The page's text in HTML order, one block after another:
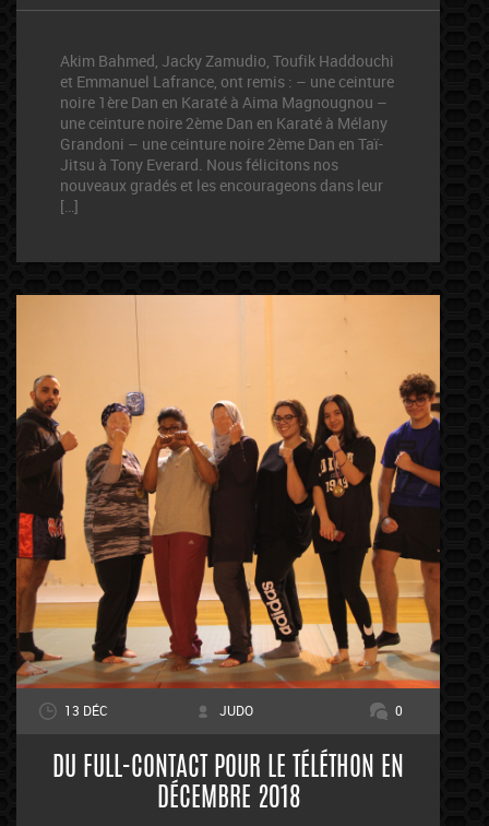
Akim Bahmed, Jacky Zamudio, Toufik Haddouchi
et Emmanuel Lafrance, ont remis : – une ceinture
noire 1ère Dan en Karaté à Aima Magnougnou –
une ceinture noire 2ème Dan en Karaté à Mélany
Grandoni – une ceinture noire 2ème Dan en Taï-
Jitsu à Tony Everard. Nous félicitons nos
nouveaux gradés et les encourageons dans leur
[…]
13 DÉC JUDO 0
DU FULL-CONTACT POUR LE TÉLÉTHON EN
DÉCEMBRE 2018